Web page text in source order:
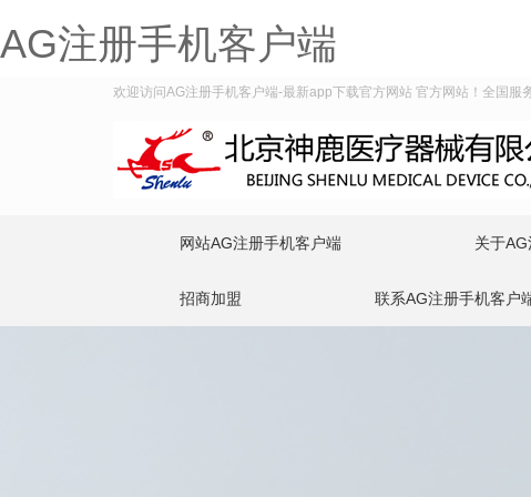
AG注册手机客户端
欢迎访问AG注册手机客户端-最新app下载官方网站 官方网站！全国服
网站AG注册手机客户端 关于
招商加盟 联系AG注册手机客户